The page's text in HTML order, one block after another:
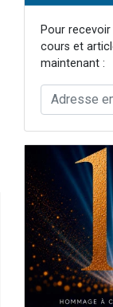
Pour
cours et
maintenant :